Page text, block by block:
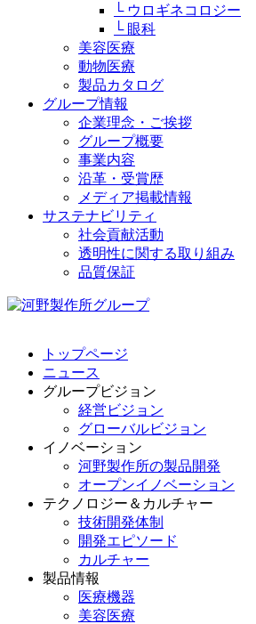
└ ウロギネコロジー
└ 眼科
美容医療
動物医療
製品カタログ
グループ情報
企業理念・ご挨拶
グループ概要
事業内容
沿革・受賞歴
メディア掲載情報
サステナビリティ
社会貢献活動
透明性に関する取り組み
品質保証
トップページ
ニュース
グループビジョン
経営ビジョン
グローバルビジョン
イノベーション
河野製作所の製品開発
オープンイノベーション
テクノロジー＆カルチャー
技術開発体制
開発エピソード
カルチャー
製品情報
医療機器
美容医療